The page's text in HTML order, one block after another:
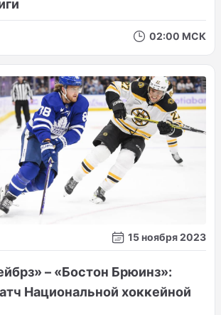
02:00 МСК
15 ноября 2023
– «Бостон Брюинз»:
Национальной хоккейной